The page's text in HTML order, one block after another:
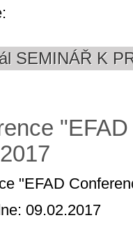
SEMINÁŘ K
"EFAD
09.02.2017